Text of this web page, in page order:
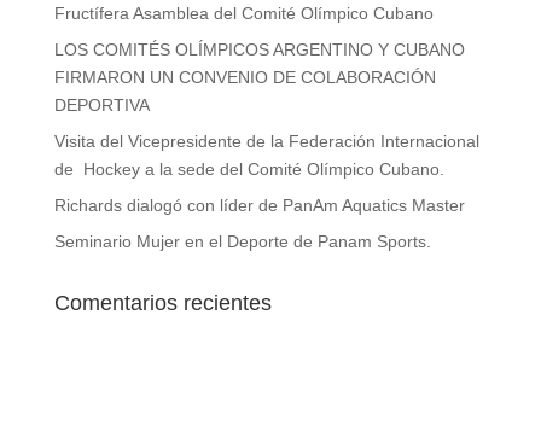
Fructífera Asamblea del Comité Olímpico Cubano
LOS COMITÉS OLÍMPICOS ARGENTINO Y CUBANO
FIRMARON UN CONVENIO DE COLABORACIÓN
DEPORTIVA
Visita del Vicepresidente de la Federación Internacional
de Hockey a la sede del Comité Olímpico Cubano.
Richards dialogó con líder de PanAm Aquatics Master
Seminario Mujer en el Deporte de Panam Sports.
Comentarios recientes